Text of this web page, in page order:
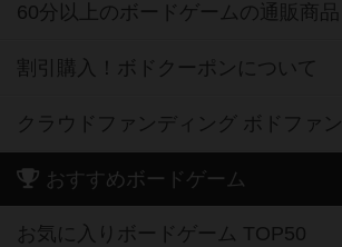
60分以上のボードゲームの通販商品
割引購入！ボドクーポンについて
クラウドファンディング ボドファン
おすすめボードゲーム
お気に入りボードゲーム TOP50